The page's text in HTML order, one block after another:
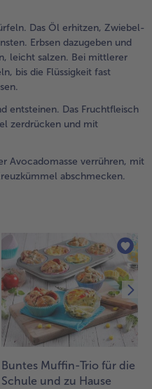
Das Öl erhitzen, Zwiebel-
Erbsen dazugeben und
leicht salzen. Bei mittlerer
bis die Flüssigkeit fast
entsteinen. Das Fruchtfleisch
zerdrücken und mit
Avocadomasse verrühren, mit
abschmecken.
Buntes Muffin-Trio für die
Schule und zu Hause